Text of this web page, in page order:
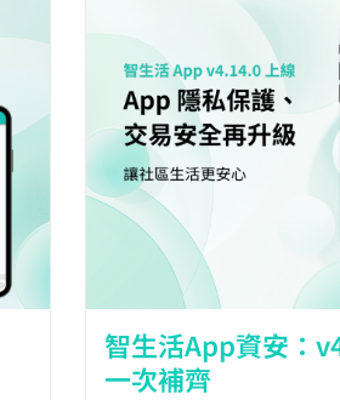
智生活App資安：
一次補齊